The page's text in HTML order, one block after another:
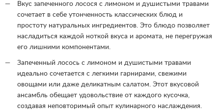
Вкус запеченного лосося с лимоном и душистыми травами
сочетает в себе утонченность классических блюд и
простоту натуральных ингредиентов. Это блюдо позволяет
насладиться каждой ноткой вкуса и аромата, не перегружая
его лишними компонентами.
Запеченный лосось с лимоном и душистыми травами
идеально сочетается с легкими гарнирами, свежими
овощами или даже деликатным салатом. Этот вкусовой
ансамбль обещает удовольствие от каждого кусочка,
создавая неповторимый опыт кулинарного наслаждения.